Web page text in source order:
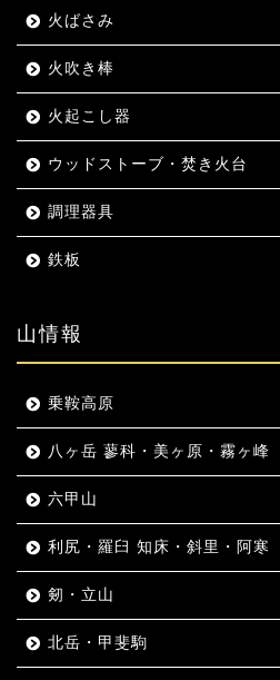
火ばさみ
火吹き棒
火起こし器
ウッドストーブ・焚き火台
調理器具
鉄板
山情報
乗鞍高原
八ヶ岳 蓼科・美ヶ原・霧ヶ峰
六甲山
利尻・羅臼 知床・斜里・阿寒
剱・立山
北岳・甲斐駒